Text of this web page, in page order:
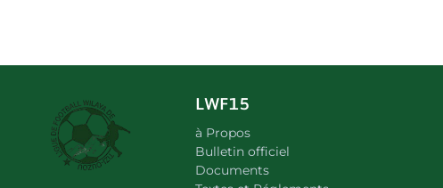
LWF15
à Propos
Bulletin officiel
Documents